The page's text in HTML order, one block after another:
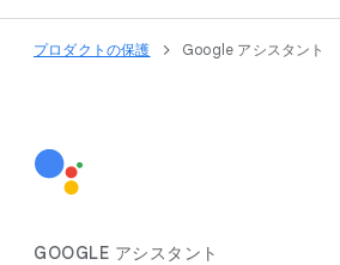
プロダクトの​保護 Google アシスタント
GOOGLE アシスタント